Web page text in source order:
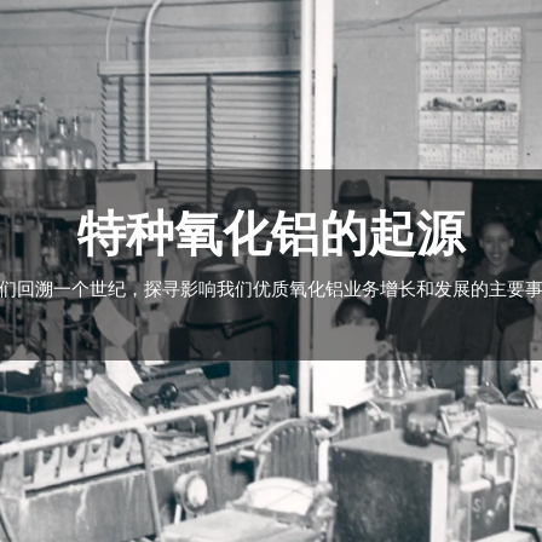
特种氧化铝的起源
回溯一个世纪，探寻影响我们优质氧化铝业务增长和发展的主要